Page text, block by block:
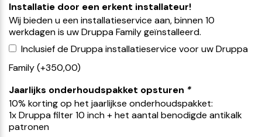
Installatie door een erkent installateur!
Wij bieden u een installatieservice aan, binnen 10
werkdagen is uw Druppa Family geïnstalleerd.
Inclusief de Druppa installatieservice voor uw Druppa
Family(+350,00)
Jaarlijks onderhoudspakket opsturen *
10% korting op het jaarlijkse onderhoudspakket:
1x Druppa filter 10 inch + het aantal benodigde antikalk
patronen